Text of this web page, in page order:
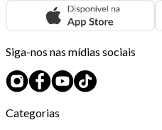
Siga-nos nas mídias sociais
Categorias